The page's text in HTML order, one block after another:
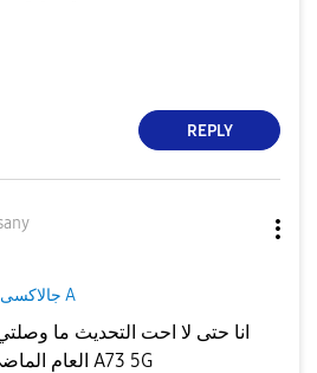
REPLY
جالاكسى A
انا حتى لا احت التحديث ما
العام الماضي مع ان جهازي مدعوم A73 5G